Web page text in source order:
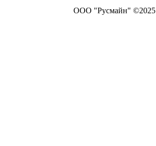
ООО "Русмайн" ©2025